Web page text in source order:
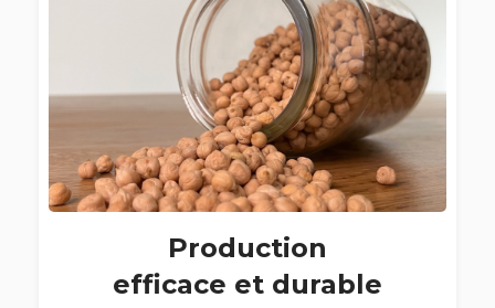
Production
efficace et durable